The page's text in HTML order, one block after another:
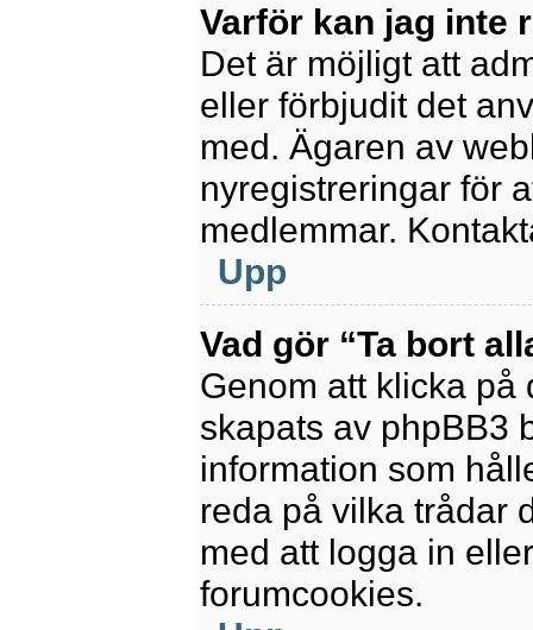
Varför kan jag inte
Det är möjligt att
eller förbjudit det
med. Ägaren av
nyregistreringar för
medlemmar.
Upp
Vad gör “Ta bort
Genom att klicka på
skapats av phpBB3
information som
reda på vilka trådar
med att logga in
forumcookies.